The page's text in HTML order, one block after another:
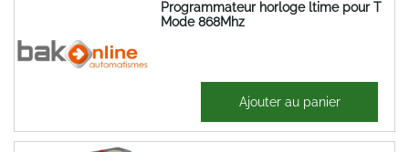
Programmateur horloge ltime pour T
Mode 868Mhz
Ajouter au panier